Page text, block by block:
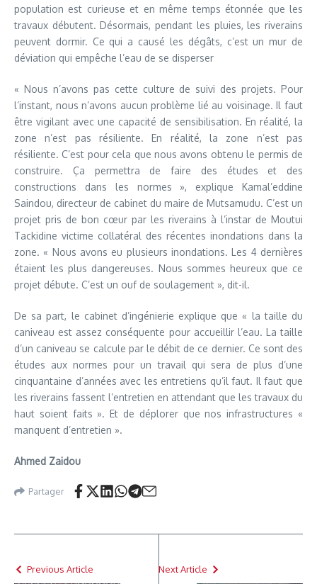
population est curieuse et en même temps étonnée que les
travaux débutent. Désormais, pendant les pluies, les riverains
peuvent dormir. Ce qui a causé les dégâts, c’est un mur de
déviation qui empêche l’eau de se disperser
« Nous n’avons pas cette culture de suivi des projets. Pour
l’instant, nous n’avons aucun problème lié au voisinage. Il faut
être vigilant avec une capacité de sensibilisation. En réalité, la
zone n’est pas résiliente. En réalité, la zone n’est pas
résiliente. C’est pour cela que nous avons obtenu le permis de
construire. Ça permettra de faire des études et des
constructions dans les normes », explique Kamal’eddine
Saindou, directeur de cabinet du maire de Mutsamudu. C’est un
projet pris de bon cœur par les riverains à l’instar de Moutui
Tackidine victime collatéral des récentes inondations dans la
zone. « Nous avons eu plusieurs inondations. Les 4 dernières
étaient les plus dangereuses. Nous sommes heureux que ce
projet débute. C’est un ouf de soulagement », dit-il.
De sa part, le cabinet d’ingénierie explique que « la taille du
caniveau est assez conséquente pour accueillir l’eau. La taille
d’un caniveau se calcule par le débit de ce dernier. Ce sont des
études aux normes pour un travail qui sera de plus d’une
cinquantaine d’années avec les entretiens qu’il faut. Il faut que
les riverains fassent l’entretien en attendant que les travaux du
haut soient faits ». Et de déplorer que nos infrastructures «
manquent d’entretien ».
Ahmed Zaidou
Partager
Previous Article Next Article